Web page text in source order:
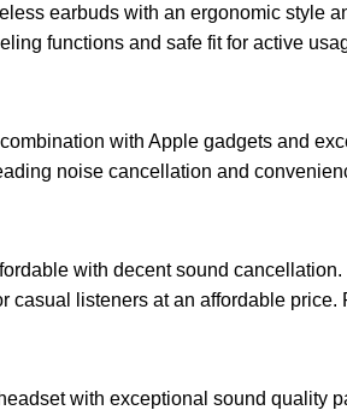
earbuds with an ergonomic style
functions and safe fit for active
with Apple gadgets and
noise cancellation and
with decent sound cancellation.
casual listeners at an affordable price.
with exceptional sound quality